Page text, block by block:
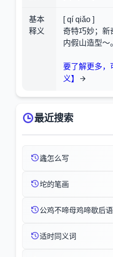
基本
释义
[ qí qiǎo ]
奇特巧妙；新
内假山造型～
要了解更多，
义】
最近搜索
蠭怎么写
坨的笔画
公鸡不啼母鸡啼歇后语
适时同义词